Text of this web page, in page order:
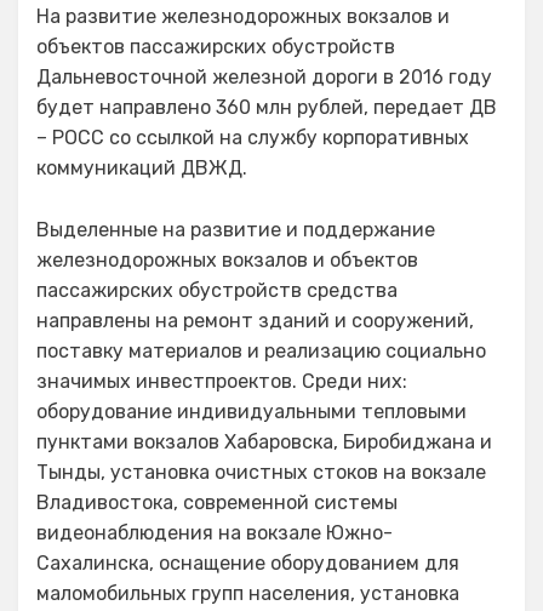
На развитие железнодорожных вокзалов и
объектов пассажирских обустройств
Дальневосточной железной дороги в 2016 году
будет направлено 360 млн рублей, передает ДВ
– РОСС со ссылкой на службу корпоративных
коммуникаций ДВЖД.
Выделенные на развитие и поддержание
железнодорожных вокзалов и объектов
пассажирских обустройств средства
направлены на ремонт зданий и сооружений,
поставку материалов и реализацию социально
значимых инвестпроектов. Среди них:
оборудование индивидуальными тепловыми
пунктами вокзалов Хабаровска, Биробиджана и
Тынды, установка очистных стоков на вокзале
Владивостока, современной системы
видеонаблюдения на вокзале Южно-
Сахалинска, оснащение оборудованием для
маломобильных групп населения, установка